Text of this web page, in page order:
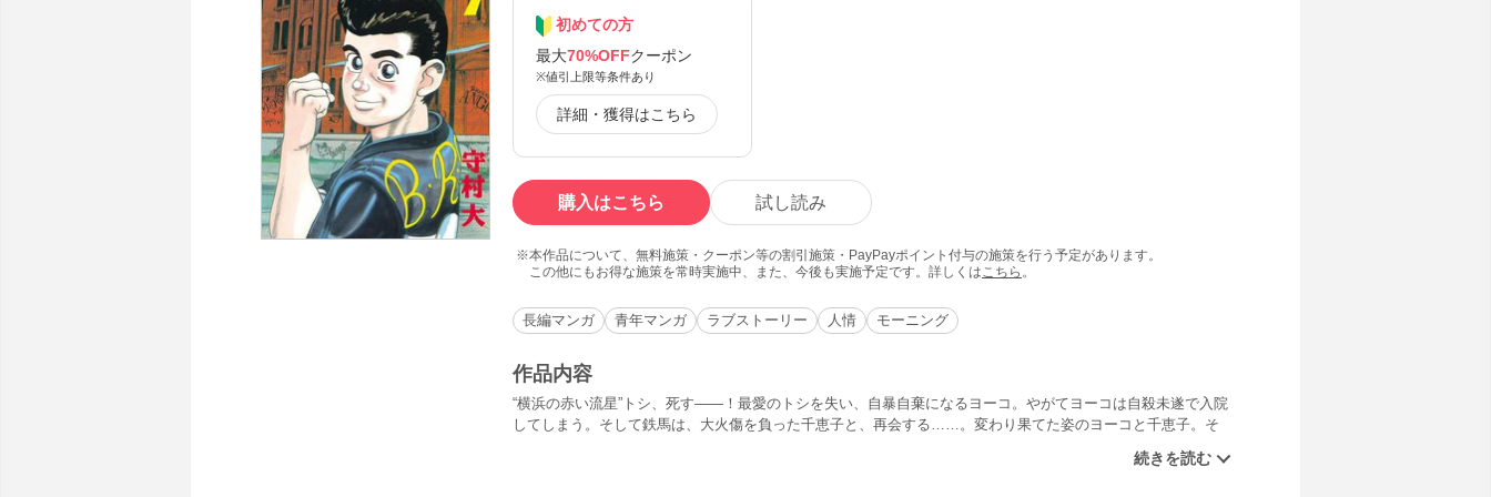
初めての方
最大70%OFFクーポン
※値引上限等条件あり
詳細・獲得はこちら
購入はこちら 試し読み
本作品について、無料施策・クーポン等の割引施策・PayPayポイント付与の施策を行う予定があります。
この他にもお得な施策を常時実施中、また、今後も実施予定です。詳しくは こちら 。
長編マンガ 青年マンガ ラブストーリー 人情 モーニング
作品内容
“横浜の赤い流星”トシ、死す――！最愛のトシを失い、自暴自棄になるヨーコ。やがてヨーコは自殺未遂で入院
してしまう。そして鉄馬は、大火傷を負った千恵子と、再会する……。変わり果てた姿のヨーコと千恵子。そ